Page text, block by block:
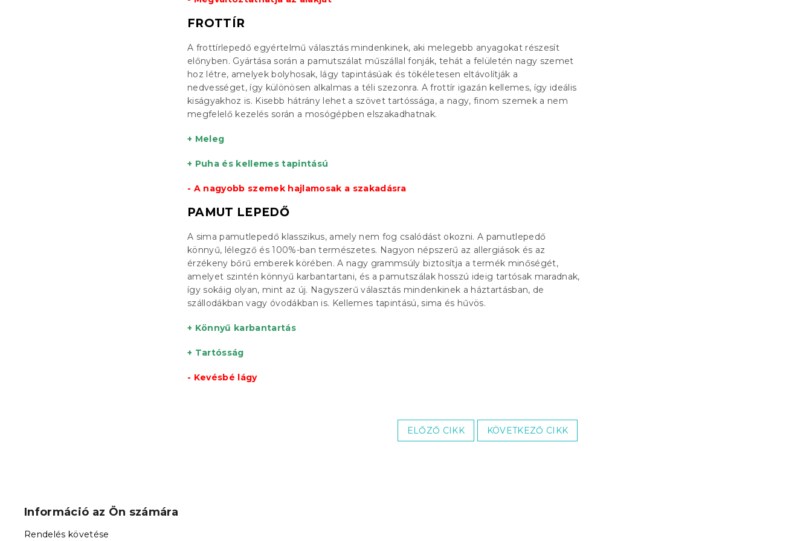
FROTTÍR
A frottírlepedő egyértelmű választás mindenkinek, aki melegebb anyagokat részesít
előnyben. Gyártása során a pamutszálat műszállal fonják, tehát a felületén nagy szemet
hoz létre, amelyek bolyhosak, lágy tapintásúak és tökéletesen eltávolítják a
nedvességet, így különösen alkalmas a téli szezonra. A frottír igazán kellemes, így ideális
kiságyakhoz is. Kisebb hátrány lehet a szövet tartóssága, a nagy, finom szemek a nem
megfelelő kezelés során a mosógépben elszakadhatnak.
+ Meleg
+ Puha és kellemes tapintású
- A nagyobb szemek hajlamosak a szakadásra
PAMUT LEPEDŐ
A sima pamutlepedő klasszikus, amely nem fog csalódást okozni. A pamutlepedő
könnyű, lélegző és 100%-ban természetes. Nagyon népszerű az allergiások és az
érzékeny bőrű emberek körében. A nagy grammsúly biztosítja a termék minőségét,
amelyet szintén könnyű karbantartani, és a pamutszálak hosszú ideig tartósak maradnak,
így sokáig olyan, mint az új. Nagyszerű választás mindenkinek a háztartásban, de
szállodákban vagy óvodákban is. Kellemes tapintású, sima és hűvös.
+ Könnyű karbantartás
+ Tartósság
- Kevésbé lágy
ELŐZŐ CIKK KÖVETKEZŐ CIKK
Információ az Ön számára
Rendelés követése